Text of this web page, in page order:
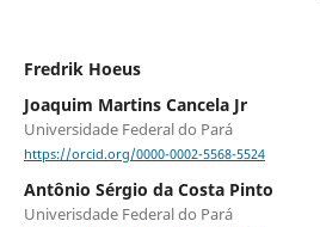
Fredrik Hoeus
Joaquim Martins Cancela Jr
Universidade Federal do Pará
https://orcid.org/0000-0002-5568-5524
Antônio Sérgio da Costa Pinto
Univerisdade Federal do Pará